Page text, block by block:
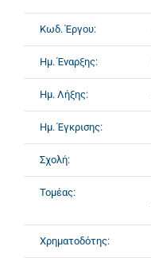
Κωδ. Έργου:
Ημ. Έναρξης:
Ημ. Λήξης:
Ημ. Έγκρισης:
Σχολή:
Τομέας:
Χρηματοδότης: